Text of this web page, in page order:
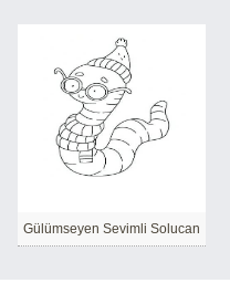
Gülümseyen Sevimli Solucan